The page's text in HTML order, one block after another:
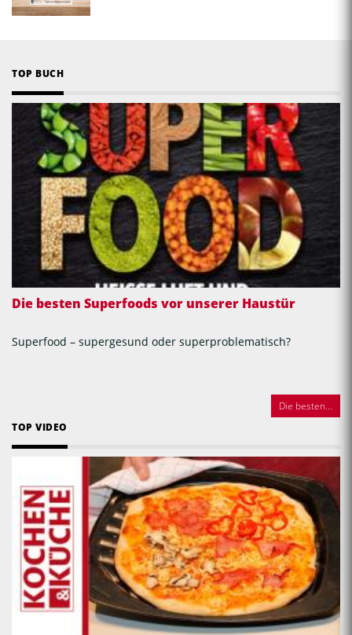
TOP BUCH
Die besten Superfoods vor unserer Haustür
Superfood – supergesund oder superproblematisch?
Die besten...
TOP VIDEO